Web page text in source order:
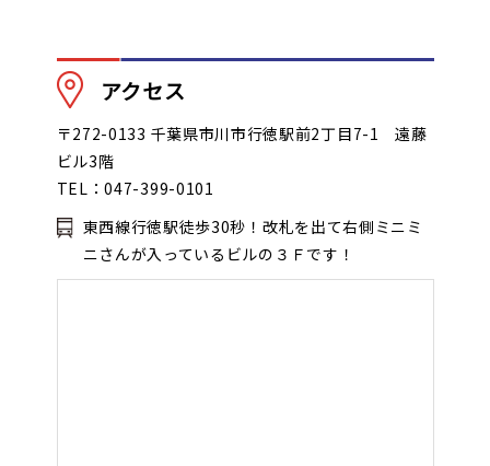
アクセス
〒272-0133 千葉県市川市行徳駅前2丁目7-1 遠藤
ビル3階
TEL：047-399-0101
東西線行徳駅徒歩30秒！改札を出て右側ミニミ
ニさんが入っているビルの３Ｆです！